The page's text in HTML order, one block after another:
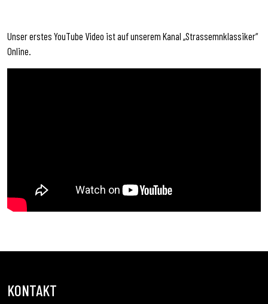
Unser erstes YouTube Video ist auf unserem Kanal „Strassemnklassiker“
Online.
KONTAKT